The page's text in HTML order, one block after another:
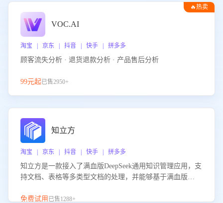
🔥热卖
VOC.AI
淘宝 | 京东 | 抖音 | 快手 | 拼多多
顾客流失分析 · 退货退款分析 · 产品售后分析
99元起已售2950+
知立方
淘宝 | 京东 | 抖音 | 快手 | 拼多多
知立方是一款接入了满血版DeepSeek通用知识管理应用，支
持文档、表格等多类型文档的处理，并能够基于满血版
识支持，帮助用户高效管理和利用知识资源。通过该产品，
免费试用 已售1288+